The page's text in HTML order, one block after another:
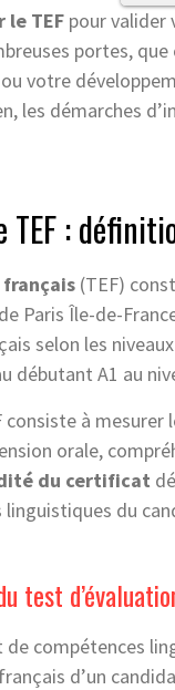
le TEF pour valider
portes, que
votre
les démarches
TEF :
(TEF)
Paris Île-de-
selon les
débutant A1 au
consiste à
orale,
du certificat
du
test
compétences
d’un